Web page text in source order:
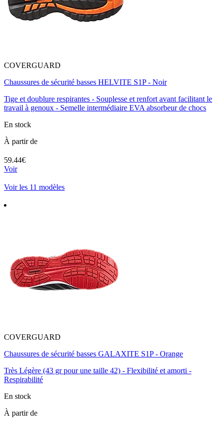
COVERGUARD
Chaussures de sécurité basses HELVITE S1P - Noir
Tige et doublure respirantes - Souplesse et renfort avant facilitant le
travail à genoux - Semelle intermédiaire EVA absorbeur de chocs
En stock
À partir de
59.44€
Voir
Voir les 11 modèles
COVERGUARD
Chaussures de sécurité basses GALAXITE S1P - Orange
Très Légère (43 gr pour une taille 42) - Flexibilité et amorti -
Respirabilité
En stock
À partir de